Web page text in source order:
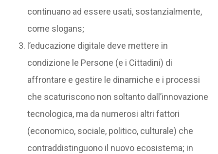
continuano ad essere usati, sostanzialmente,
come slogans;
l’educazione digitale deve mettere in
condizione le Persone (e i Cittadini) di
affrontare e gestire le dinamiche e i processi
che scaturiscono non soltanto dall’innovazione
tecnologica, ma da numerosi altri fattori
(economico, sociale, politico, culturale) che
contraddistinguono il nuovo ecosistema; in